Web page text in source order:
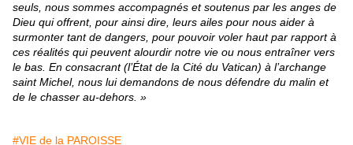
seuls, nous sommes accompagnés et soutenus par les anges de
Dieu qui offrent, pour ainsi dire, leurs ailes pour nous aider à
surmonter tant de dangers, pour pouvoir voler haut par rapport à
ces réalités qui peuvent alourdir notre vie ou nous entraîner vers
le bas. En consacrant (l’État de la Cité du Vatican) à l’archange
saint Michel, nous lui demandons de nous défendre du malin et
de le chasser au-dehors. »
#VIE de la PAROISSE